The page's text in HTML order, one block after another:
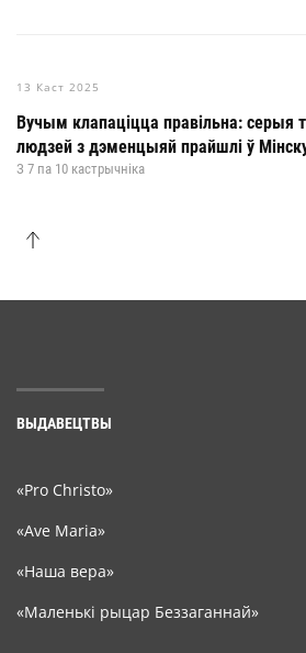
13 Каст 2025
Вучым клапаціцца правільна: серыя
людзей з дэменцыяй прайшлі ў
З 7 па 10 кастрычніка
ВЫДАВЕЦТВЫ
«Pro Christo»
«Ave Maria»
«Наша вера»
«Маленькі рыцар Беззаганнай»